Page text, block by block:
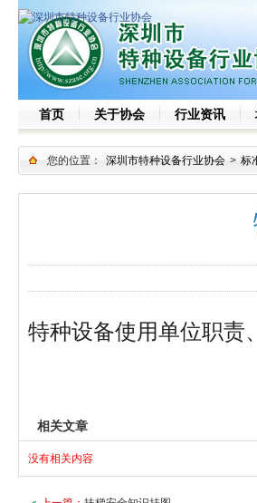
首页 关于协会 行业资讯
您的位置： 深圳市特种设备行业协会 > 标
特种设备使用单位职责
相关文章
没有相关内容